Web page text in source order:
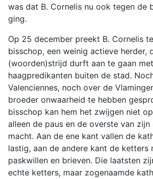
was dat B. Cornelis nu ook tegen de
ging.
Op 25 december preekt B. Cornelis
bisschop, een weinig actieve herder,
(woorden)strijd durft aan te gaan
haagpredikanten buiten de stad.
Valenciennes, noch over de
broeder onwaarheid te hebben
bisschop kan hem het zwijgen niet
alleen de paus en de overste van
macht. Aan de ene kant vallen de
lastig, aan de andere kant de ketters
paskwillen en brieven. Die laatsten
echte ketters, maar zogenaamde